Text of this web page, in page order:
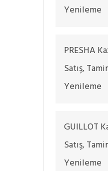
Yenileme
PRESHA
Satış,
Yenileme
GUILLOT
Satış,
Yenileme